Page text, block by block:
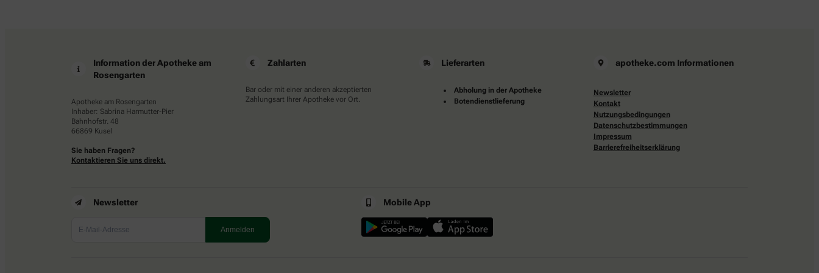
Information der Apotheke am
Rosengarten
Apotheke am Rosengarten
Inhaber: Sabrina Harmutter-Pier
Bahnhofstr. 48
66869 Kusel
Sie haben Fragen?
Kontaktieren Sie uns direkt.
Zahlarten
Bar oder mit einer anderen akzeptierten
Zahlungsart Ihrer Apotheke vor Ort.
Lieferarten
Abholung in der Apotheke
Botendienstlieferung
apotheke.com Informationen
Newsletter
Kontakt
Nutzungsbedingungen
Datenschutzbestimmungen
Impressum
Barrierefreiheitserklärung
Newsletter Mobile App